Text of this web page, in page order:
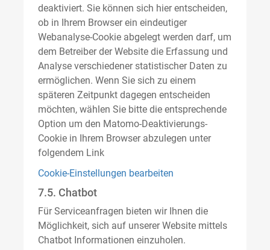
deaktiviert. Sie können sich hier entscheiden,
ob in Ihrem Browser ein eindeutiger
Webanalyse-Cookie abgelegt werden darf, um
dem Betreiber der Website die Erfassung und
Analyse verschiedener statistischer Daten zu
ermöglichen. Wenn Sie sich zu einem
späteren Zeitpunkt dagegen entscheiden
möchten, wählen Sie bitte die entsprechende
Option um den Matomo-Deaktivierungs-
Cookie in Ihrem Browser abzulegen unter
folgendem Link
Cookie-Einstellungen bearbeiten
7.5. Chatbot
Für Serviceanfragen bieten wir Ihnen die
Möglichkeit, sich auf unserer Website mittels
Chatbot Informationen einzuholen.